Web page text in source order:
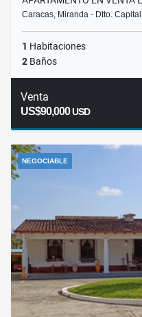
Caracas, Miranda - Dtto.
1 Habitaciones
2 Baños
Venta
US$90,000USD
NEGOCIABLE